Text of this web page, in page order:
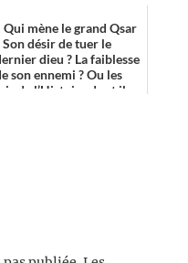
Qui mène le grand Qsar
Son désir de tuer le
dieu ? La faiblesse
son ennemi ? Ou les
de l’Histoire dont il